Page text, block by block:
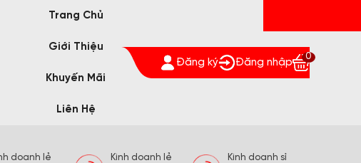
Trang Chủ
Giới Thiệu
Khuyến Mãi
Liên Hệ
Đăng ký Đăng nhập
0
doanh lẻ Kinh doanh lẻ Kinh doanh sỉ